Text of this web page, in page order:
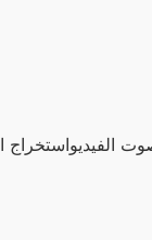
استخراجالفيديو